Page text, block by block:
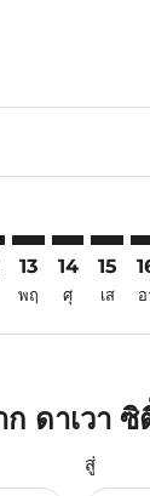
13
พฤ
14
ศุ
15
เส อ
ดาเวา
สู่